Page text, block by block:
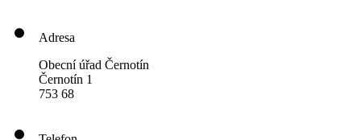
Adresa
Obecní úřad Černotín
Černotín 1
753 68